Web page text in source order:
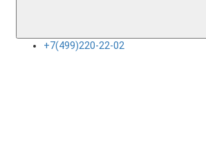
+7(499)220-22-02